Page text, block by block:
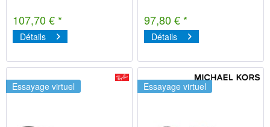
107,70 € *
Détails
97,80 € *
Détails
Essayage virtuel Essayage virtuel